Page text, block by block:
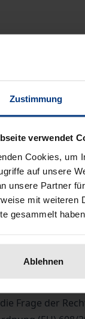
Zustimmung
verwendet
Cookies, um
auf unsere
unsere Partner
mit weiteren
gesammelt
Ablehnen
Zollbehörden
die
Frage der